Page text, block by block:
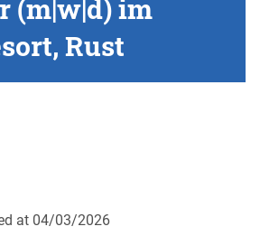
(m|w|d) im
Rust
at 04/03/2026